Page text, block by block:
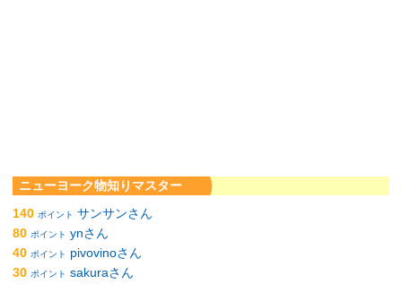
ニューヨーク物知りマスター
140 ポイント サンサンさん
80 ポイント ynさん
40 ポイント
pivovinoさん
30 ポイント sakuraさん